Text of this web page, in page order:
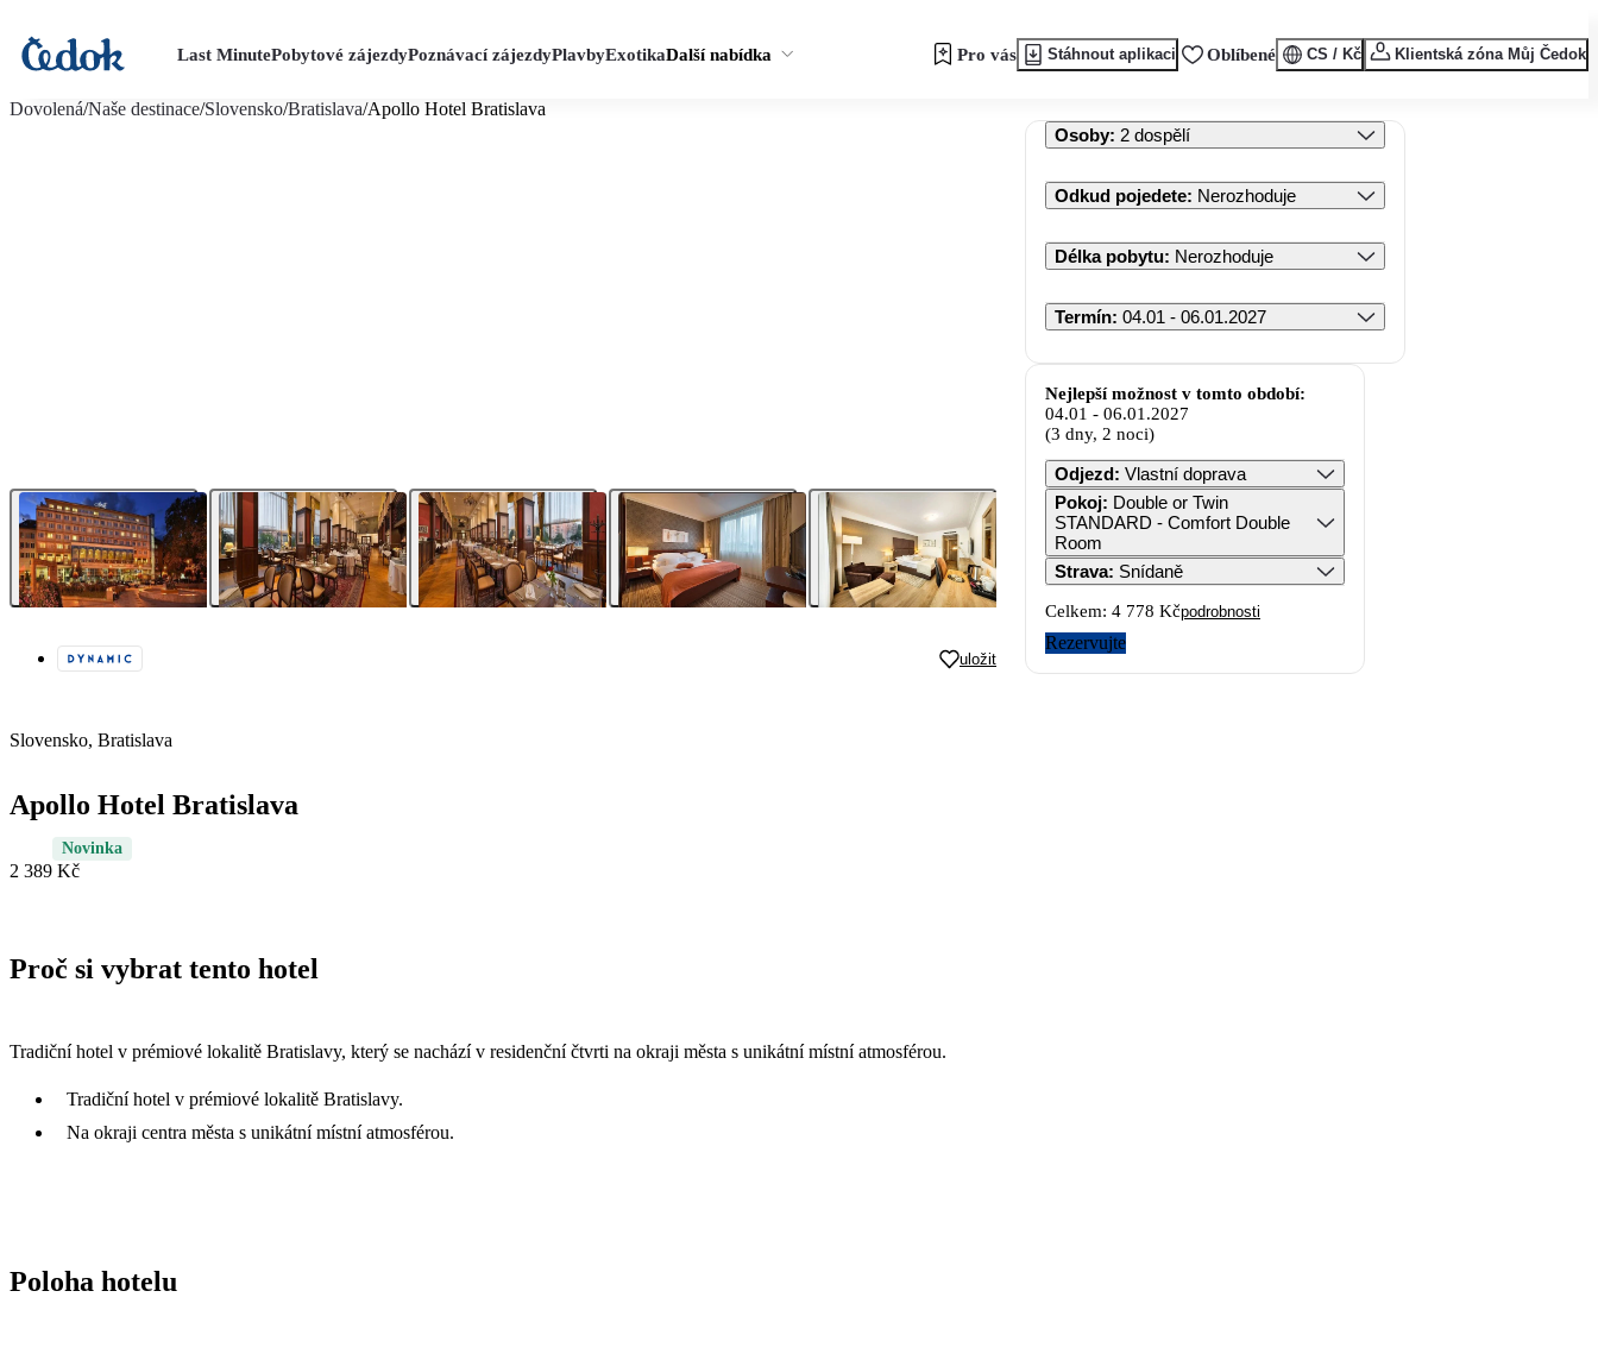
Last MinutePobytové zájezdyPoznávací zájezdyPlavbyExotikaDalší nabídka Pro vás Stáhnout aplikaci Oblíbené CS / Kč Klientská zóna Můj Čedok
Dovolená/Naše destinace/Slovensko/Bratislava/Apollo Hotel Bratislava
uložit
Slovensko, Bratislava
Apollo Hotel Bratislava
Novinka
2 389 Kč
Proč si vybrat tento hotel
Tradiční hotel v prémiové lokalitě Bratislavy, který se nachází v residenční čtvrti na okraji města s unikátní místní atmosférou.
Tradiční hotel v prémiové lokalitě Bratislavy.
Na okraji centra města s unikátní místní atmosférou.
Poloha hotelu
Osoby: 2 dospělí
Odkud pojedete: Nerozhoduje
Délka pobytu: Nerozhoduje
Termín: 04.01 - 06.01.2027
Nejlepší možnost v tomto období:
04.01 - 06.01.2027
(3 dny, 2 noci)
Odjezd: Vlastní doprava
Pokoj: Double or Twin
STANDARD - Comfort Double
Room
Strava: Snídaně
Celkem: 4 778 Kčpodrobnosti
Rezervujte